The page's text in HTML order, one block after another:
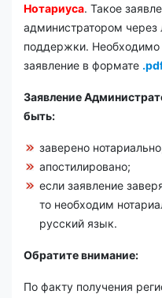
Нотариуса. Такое
администратором через
поддержки. Необходимо
заявление в формате
Заявление
быть:
заверено
апостилировано;
если заявление
то необходим
русский язык.
Обратите внимание:
По факту получения